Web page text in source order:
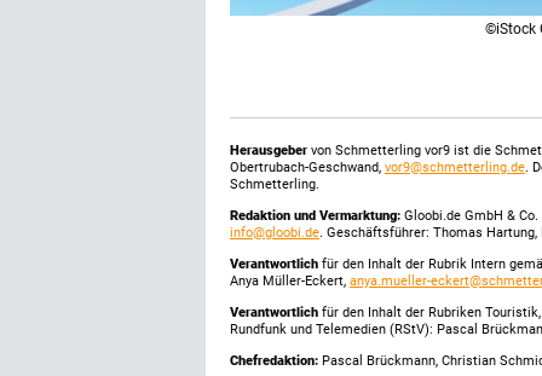
©iStock
Herausgeber von Schmetterling vor9 ist die
Obertrubach-Geschwand, vor9@schmetterling.de.
Schmetterling.
Redaktion und Vermarktung: Gloobi.de GmbH &
info@gloobi.de. Geschäftsführer: Thomas
Verantwortlich für den Inhalt der Rubrik Intern
Anya Müller-Eckert, anya.mueller-
Verantwortlich für den Inhalt der Rubriken
Rundfunk und Telemedien (RStV): Pascal
Chefredaktion: Pascal Brückmann, Christian